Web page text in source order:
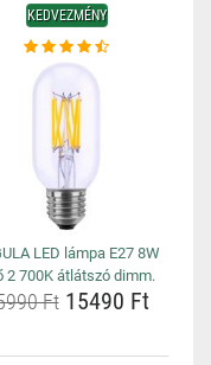
KEDVEZMÉNY
LED lámpa E27 8W
2 700K átlátszó dimm.
Ft15490 Ft